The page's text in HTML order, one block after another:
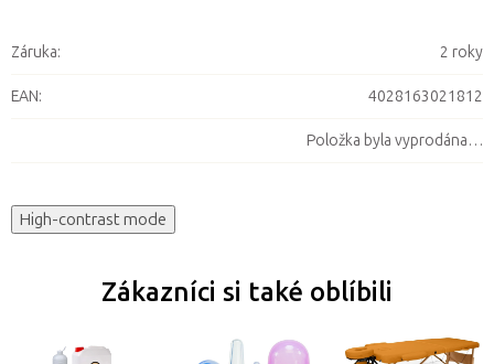
Záruka: 2 roky
EAN: 4028163021812
Položka byla vyprodána…
High-contrast mode
Zákazníci si také oblíbili